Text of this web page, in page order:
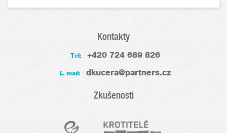
Kontakty
Tel: +420 724 689 826
E-mail: dkucera@partners.cz
Zkušenosti